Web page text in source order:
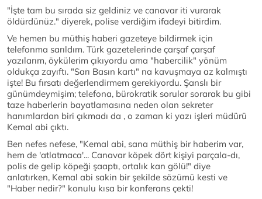
"İşte tam bu sırada siz geldiniz ve canavar iti vurarak
öldürdünüz." diyerek, polise verdiğim ifadeyi bitirdim.
Ve hemen bu müthiş haberi gazeteye bildirmek için
telefonma sarıldım. Türk gazetelerinde çarşaf çarşaf
yazılarım, öykülerim çıkıyordu ama "habercilik" yönüm
oldukça zayıftı. "Sarı Basın kartı" na kavuşmaya az kalmıştı
işte! Bu fırsatı değerlendirmem gerekiyordu. Şanslı bir
günümdeymişim; telefona, bürokratik sorular sorarak bu gibi
taze haberlerin bayatlamasına neden olan sekreter
hanımlardan biri çıkmadı da , o zaman ki yazı işleri müdürü
Kemal abi çıktı.
Ben nefes nefese, "Kemal abi, sana müthiş bir haberim var,
hem de 'atlatmaca'... Canavar köpek dört kişiyi parçala-dı,
polis de gelip köpeği şaaptı, ortalık kan gölü!" diye
anlatırken, Kemal abi sakin bir şekilde sözümü kesti ve
"Haber nedir?" konulu kısa bir konferans çekti!